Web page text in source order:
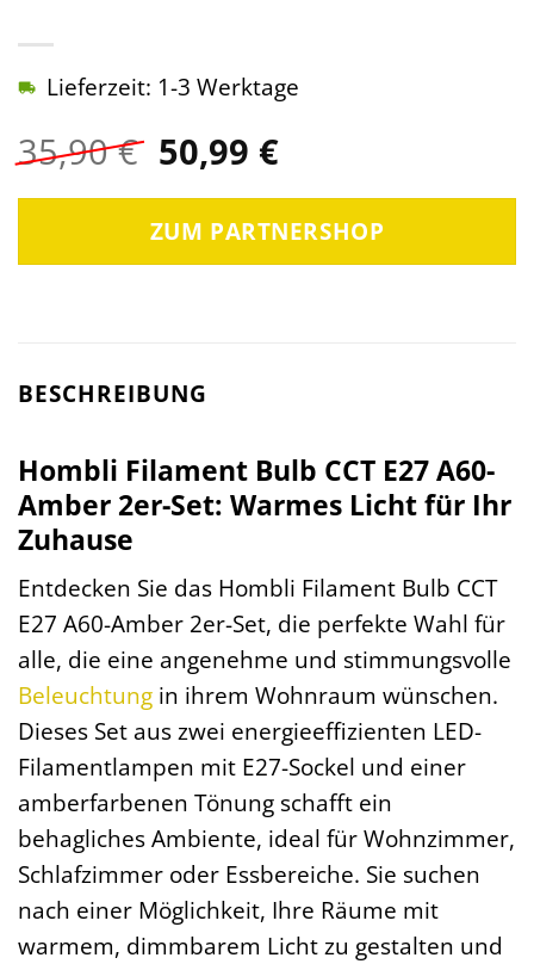
35,90€ Ursprünglicher
Preis
war:
35,90 €
50,99 €Aktueller
ist:
50,99 €.
Lieferzeit: 1-3 Werktage
ZUM PARTNERSHOP
BESCHREIBUNG
Hombli Filament Bulb CCT E27 A60-
Amber 2er-Set: Warmes Licht für Ihr
Zuhause
Entdecken Sie das Hombli Filament Bulb CCT
E27 A60-Amber 2er-Set, die perfekte Wahl für
alle, die eine angenehme und stimmungsvolle
Beleuchtung in ihrem Wohnraum wünschen.
Dieses Set aus zwei energieeffizienten LED-
Filamentlampen mit E27-Sockel und einer
amberfarbenen Tönung schafft ein
behagliches Ambiente, ideal für Wohnzimmer,
Schlafzimmer oder Essbereiche. Sie suchen
nach einer Möglichkeit, Ihre Räume mit
warmem, dimmbarem Licht zu gestalten und